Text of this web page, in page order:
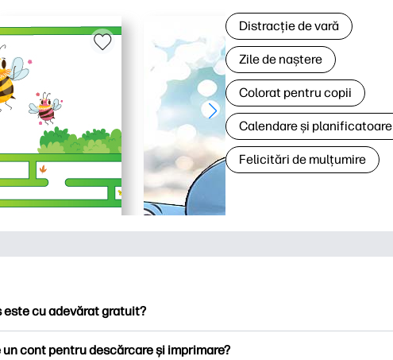
Distracție de vară
Zile de naștere
Colorat pentru copii
Calendare și planificatoare
Felicitări de mulțumire
este cu adevărat gratuit?
un cont pentru descărcare și imprimare?